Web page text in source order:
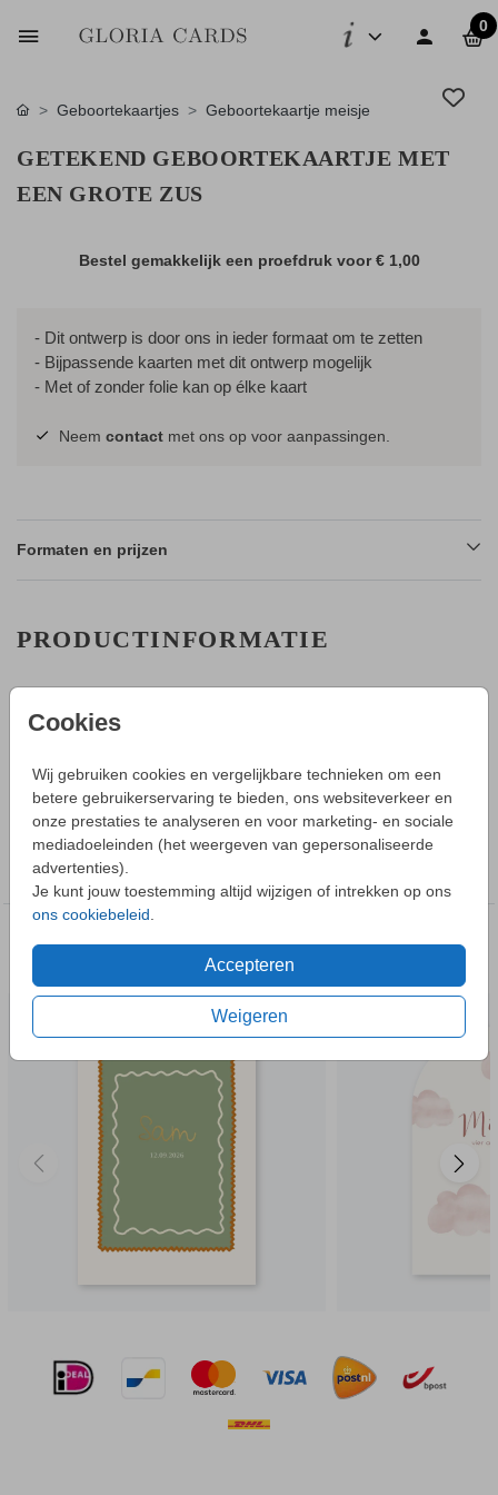
0
Cookies
Wij gebruiken cookies en vergelijkbare technieken om een
betere gebruikerservaring te bieden, ons websiteverkeer en
onze prestaties te analyseren en voor marketing- en sociale
mediadoeleinden (het weergeven van gepersonaliseerde
advertenties).
Je kunt jouw toestemming altijd wijzigen of intrekken op ons
ons cookiebeleid
Accepteren
Weigeren
Geboortekaartjes Geboortekaartje meisje
GETEKEND GEBOORTEKAARTJE MET
EEN GROTE ZUS
Bestel gemakkelijk een proefdruk voor€ 1,00
- Dit ontwerp is door ons in ieder formaat om te zetten
- Bijpassende kaarten met dit ontwerp mogelijk
- Met of zonder folie kan op élke kaart
Neem contact met ons op voor aanpassingen.
Formaten en prijzen
PRODUCTINFORMATIE
Schattig geboortekaartje voor een meisje. De grote zus kruipt
de duinen. De kaart is helemaal aan te passen naar jullie
wens en situatie zodat hij naadloos aansluit op jullie.
COLLECTIE
Geboortekaartje meisje
DEZE DESIGNS VIND JE
MISSCHIEN OOK LEUK